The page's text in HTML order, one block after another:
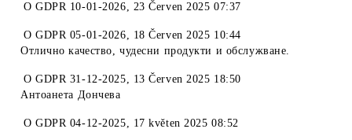
OGDPR 10-01-2026, 23 Červen 2025 07:37
OGDPR 05-01-2026, 18 Červen 2025 10:44
Отлично качество, чудесни продукти и обслужване.
OGDPR 31-12-2025, 13 Červen 2025 18:50
Антоанета Дончева
OGDPR 04-12-2025, 17 květen 2025 08:52